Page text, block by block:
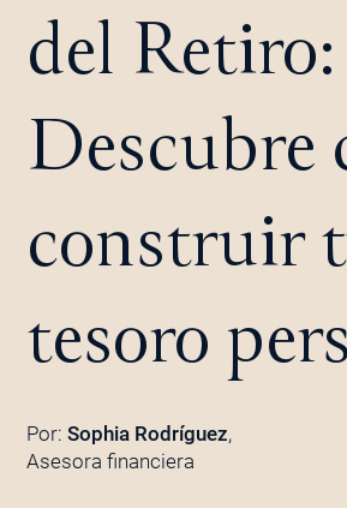
del Retiro:
Descubre
construir
tesoro
Por: Sophia Rodríguez,
Asesora financiera